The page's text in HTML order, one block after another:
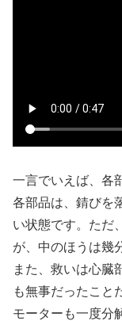
一言でいえば、各
各部品は、錆びを
い状態です。ただ
が、中のほうは幾
また、救いは心臓
も無事だったこと
モーターも一度分